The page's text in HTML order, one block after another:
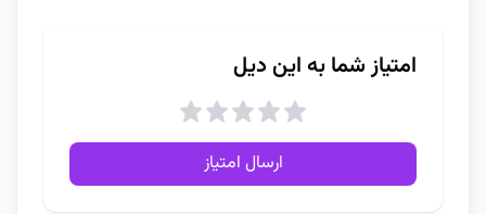
امتیاز شما به این دیل
ارسال امتیاز